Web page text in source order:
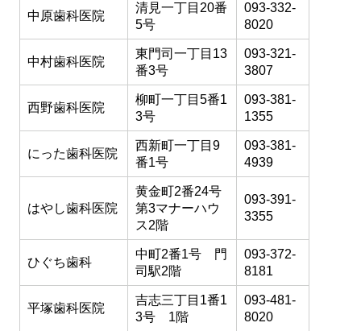
中原歯科医院
清見一丁目20番
5号
093-332-
8020
中村歯科医院
東門司一丁目13
番3号
093-321-
3807
西野歯科医院
柳町一丁目5番1
3号
093-381-
1355
にった歯科医院
西新町一丁目9
番1号
093-381-
4939
はやし歯科医院
黄金町2番24号
第3マナーハウ
ス2階
093-391-
3355
ひぐち歯科
中町2番1号 門
司駅2階
093-372-
8181
平塚歯科医院
吉志三丁目1番1
3号 1階
093-481-
8020